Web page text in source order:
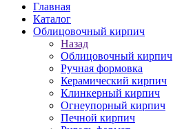
Главная
Каталог
Облицовочный кирпич
Назад
Облицовочный кирпич
Ручная формовка
Керамический кирпич
Клинкерный кирпич
Огнеупорный кирпич
Печной кирпич